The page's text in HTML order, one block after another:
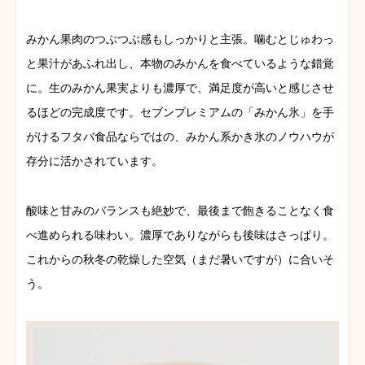
みかん果肉のつぶつぶ感もしっかりと主張。噛むとじゅわっ
と果汁があふれ出し、本物のみかんを食べているような錯覚
に。生のみかん果実よりも濃厚で、満足度が高いと感じさせ
るほどの完成度です。セブンプレミアムの「みかん氷」を手
がけるフタバ食品ならではの、みかん系かき氷のノウハウが
存分に活かされています。
酸味と甘みのバランスも絶妙で、最後まで飽きることなく食
べ進められる味わい。濃厚でありながらも後味はさっぱり。
これからの秋冬の乾燥した空気（まだ暑いですが）に合いそ
う。